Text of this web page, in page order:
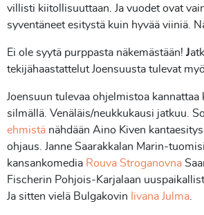
villisti kiitollisuuttaan. Ja vuodet ovat
syventäneet esitystä kuin hyvää viiniä.
Ei ole syytä purppasta näkemästään! J
tekijähaastattelut Joensuusta tulevat
Joensuun tulevaa ohjelmistoa kannattaa
silmällä. Venäläis/neukkukausi jatkuu.
ehmistä nähdään Aino Kiven
ohjaus. Janne Saarakkalan Marin-
kansankomedia Rouva Stroganovna
Fischerin Pohjois-Karjalaan
Ja sitten vielä Bulgakovin
Iivana Julma